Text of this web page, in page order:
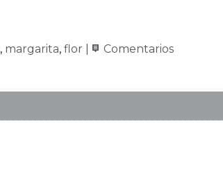
margarita flor Comentarios